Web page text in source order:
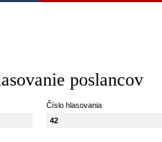
poslancov
Číslo hlasovania
42